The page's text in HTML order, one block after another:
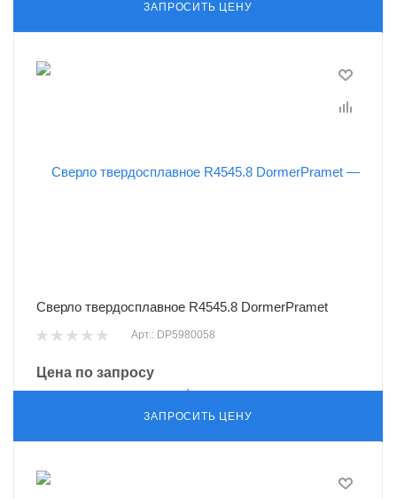
ЗАПРОСИТЬ ЦЕНУ
Сверло твердосплавное R4545.8 DormerPramet
Арт.: DP5980058
Цена по запросу
ЗАПРОСИТЬ ЦЕНУ